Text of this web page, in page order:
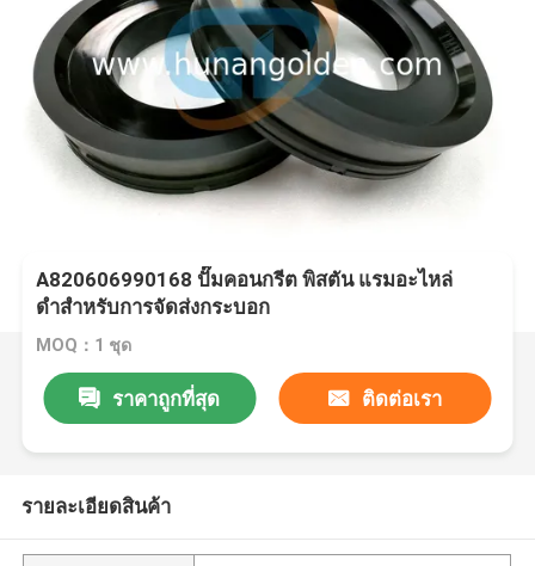
A820606990168 ปั๊มคอนกรีต พิสตัน แรมอะไหล่
ดําสําหรับการจัดส่งกระบอก
MOQ：1 ชุด
ราคาถูกที่สุด ติดต่อเรา
รายละเอียดสินค้า